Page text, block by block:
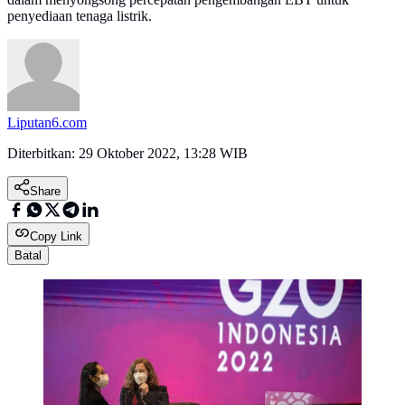
penyediaan tenaga listrik.
Liputan6.com
Diterbitkan: 29 Oktober 2022, 13:28 WIB
Share
Copy Link
Batal